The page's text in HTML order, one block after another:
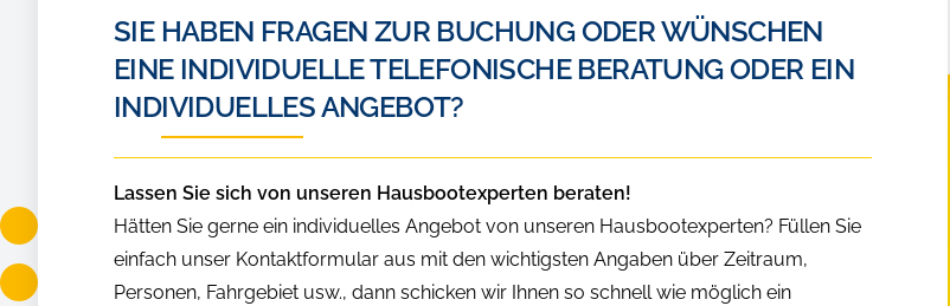
SIE HABEN FRAGEN ZUR BUCHUNG ODER WÜNSCHEN
EINE INDIVIDUELLE TELEFONISCHE BERATUNG ODER EIN
INDIVIDUELLES ANGEBOT?
Lassen Sie sich von unseren Hausbootexperten beraten!
Hätten Sie gerne ein individuelles Angebot von unseren Hausbootexperten? Füllen Sie
einfach unser Kontaktformular aus mit den wichtigsten Angaben über Zeitraum,
Personen, Fahrgebiet usw., dann schicken wir Ihnen so schnell wie möglich ein